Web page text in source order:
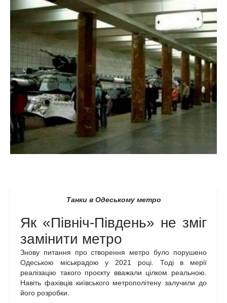
Танки в Одеському метро
Як «Північ-Південь» не зміг
замінити метро
Знову питання про створення метро було порушено
Одеською міськрадою у 2021 році. Тоді в мерії
реалізацію такого проєкту вважали цілком реальною.
Навіть фахівців київського метрополітену залучили до
його розробки.